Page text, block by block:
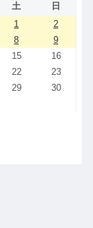
土
日
1
2
8
9
15
16
22
23
29
30